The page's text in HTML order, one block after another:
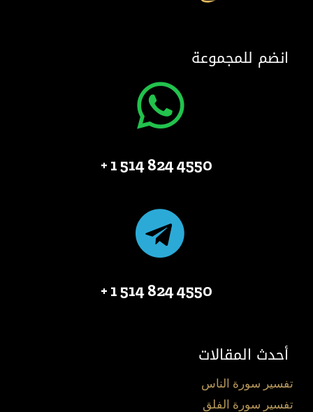
انضم للمجموعة
4550 824 514 1 +
4550 824 514 1 +
أحدث المقالات
تفسير سورة الناس
تفسير سورة الفلق